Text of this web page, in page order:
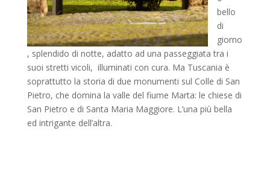
bello
di
giorno
, splendido di notte, adatto ad una passeggiata tra i
suoi stretti vicoli, illuminati con cura. Ma Tuscania è
soprattutto la storia di due monumenti sul Colle di San
Pietro, che domina la valle del fiume Marta: le chiese di
San Pietro e di Santa Maria Maggiore. L’una più bella
ed intrigante dell’altra.